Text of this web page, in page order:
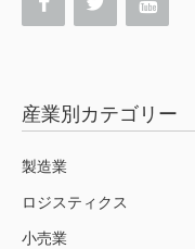
産業別カテゴリー
製造業
ロジスティクス
小売業